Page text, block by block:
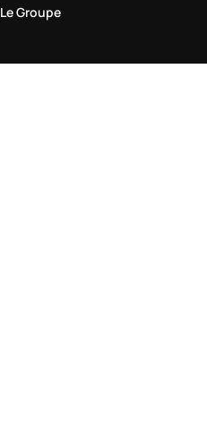
Le Groupe
Domaine juridique